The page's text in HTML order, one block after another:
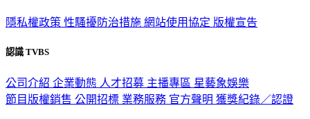
隱私權政策 性騷擾防治措施 網站使用協定 版權宣告
認識 TVBS
公司介紹 企業動態 人才招募 主播專區 星藝象娛樂
節目版權銷售 公開招標 業務服務 官方聲明 獲獎紀錄／認證